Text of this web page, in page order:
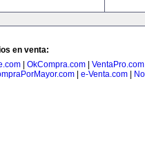
en venta:
OkCompra.com VentaPro.com
| e-Venta.com|